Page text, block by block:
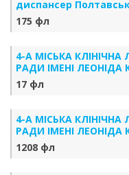
диспансер
175 фл
4-А МІСЬКА КЛІНІЧНА
РАДИ ІМЕНІ
17 фл
4-А МІСЬКА КЛІНІЧНА
РАДИ ІМЕНІ
1208 фл